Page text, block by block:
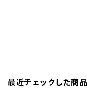
最近チェックした商品